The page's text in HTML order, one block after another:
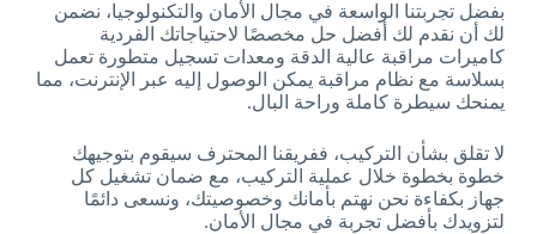
بفضل تجربتنا الواسعة في مجال الأمان والتكنولوجيا، نضمن
لك أن نقدم لك أفضل حل مخصصًا لاحتياجاتك الفردية
كاميرات مراقبة عالية الدقة ومعدات تسجيل متطورة تعمل
بسلاسة مع نظام مراقبة يمكن الوصول إليه عبر الإنترنت، مما
يمنحك سيطرة كاملة وراحة البال.
لا تقلق بشأن التركيب، ففريقنا المحترف سيقوم بتوجيهك
خطوة بخطوة خلال عملية التركيب، مع ضمان تشغيل كل
جهاز بكفاءة نحن نهتم بأمانك وخصوصيتك، ونسعى دائمًا
لتزويدك بأفضل تجربة في مجال الأمان.